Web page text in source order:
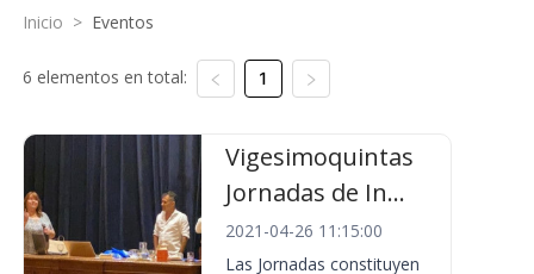
Inicio > Eventos
6 elementos en total: 1
Vigesimoquintas
Jornadas de In...
2021-04-26 11:15:00
Las Jornadas constituyen